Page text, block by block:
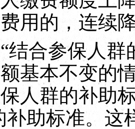
用的，连续
参保人群的
基本不变的
人群的补助
补助标准。这